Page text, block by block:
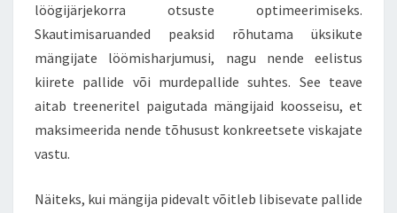
löögijärjekorra otsuste optimeerimiseks.
Skautimisaruanded peaksid rõhutama üksikute
mängijate löömisharjumusi, nagu nende eelistus
kiirete pallide või murdepallide suhtes. See teave
aitab treeneritel paigutada mängijaid koosseisu, et
maksimeerida nende tõhusust konkreetsete viskajate
vastu.
Näiteks, kui mängija pidevalt võitleb libisevate pallide